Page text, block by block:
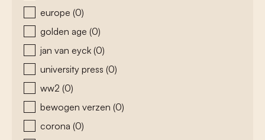
europe (0)
golden age (0)
jan van eyck (0)
university press (0)
ww2 (0)
bewogen verzen (0)
corona (0)